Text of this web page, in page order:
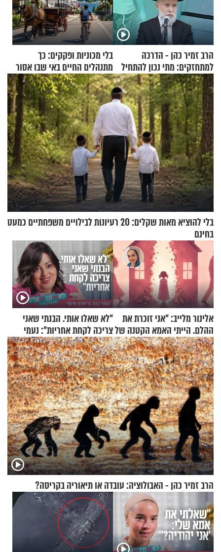
הרב זמיר כהן - הדרכה
למתחזקים: מתי נכון להתחיל
עם לבישת הציצית?
בלי מכוניות ופקקים: כך
מתנהלים החיים באי שבו אסור
לנהוג כבר יותר מ-120 שנה
בלי להוציא מאות שקלים: 20 רעיונות לבילויים משפחתיים כמעט
בחינם
אלינור מלייב: "אני זוכרת את
ההלם. הייתי האמא הקטנה של
הבית"
"לא שאלו אותי. הבנתי שאני
צריכה לקחת אחריות": נעמי
בנט בריאיון אישי
הרב זמיר כהן - האבולוציה: עובדה או תיאוריה בקריסה?